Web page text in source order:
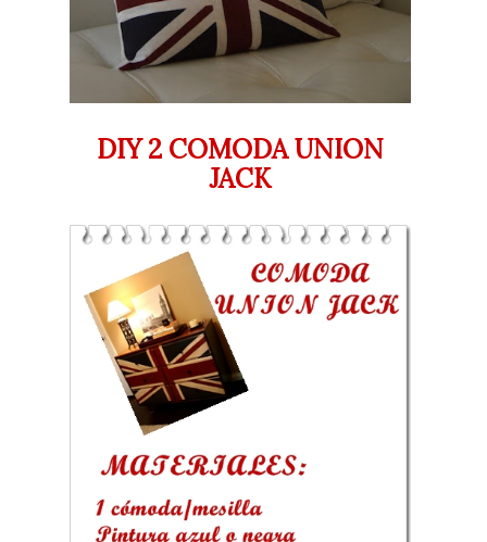
DIY 2 COMODA UNION
JACK